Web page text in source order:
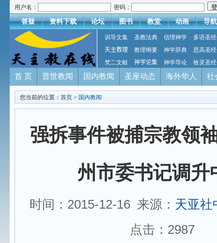
用户名： 密码：
答疑 资料下载 论坛 图书 教堂 动画 导航
训导文集 圣教法典 信理神学
多语圣经
天主教理
教理纲要 神学辞典
思高圣经
梵二文献
神学论集 神学导论 牧灵圣经
首 页 普世教闻 国内教闻 圣座动态 海外华人 社
您当前的位置： 首页 > 国内教闻
强拆事件被捕宗教领
州市委书记调升
时间：2015-12-16 来源： 天亚社
点击： 2987